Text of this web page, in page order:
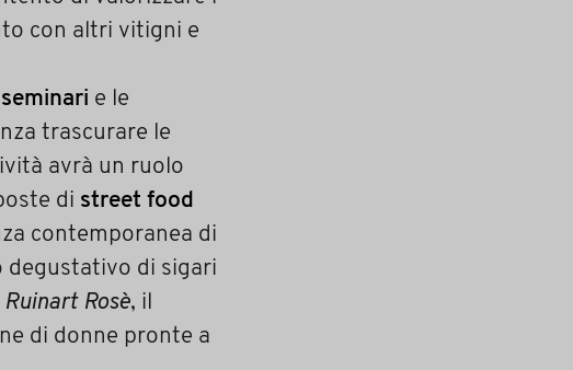
con altri vitigni e
seminari e le
trascurare le
avrà un ruolo
di street food
contemporanea di
degustativo di sigari
Rosè, il
di donne pronte a